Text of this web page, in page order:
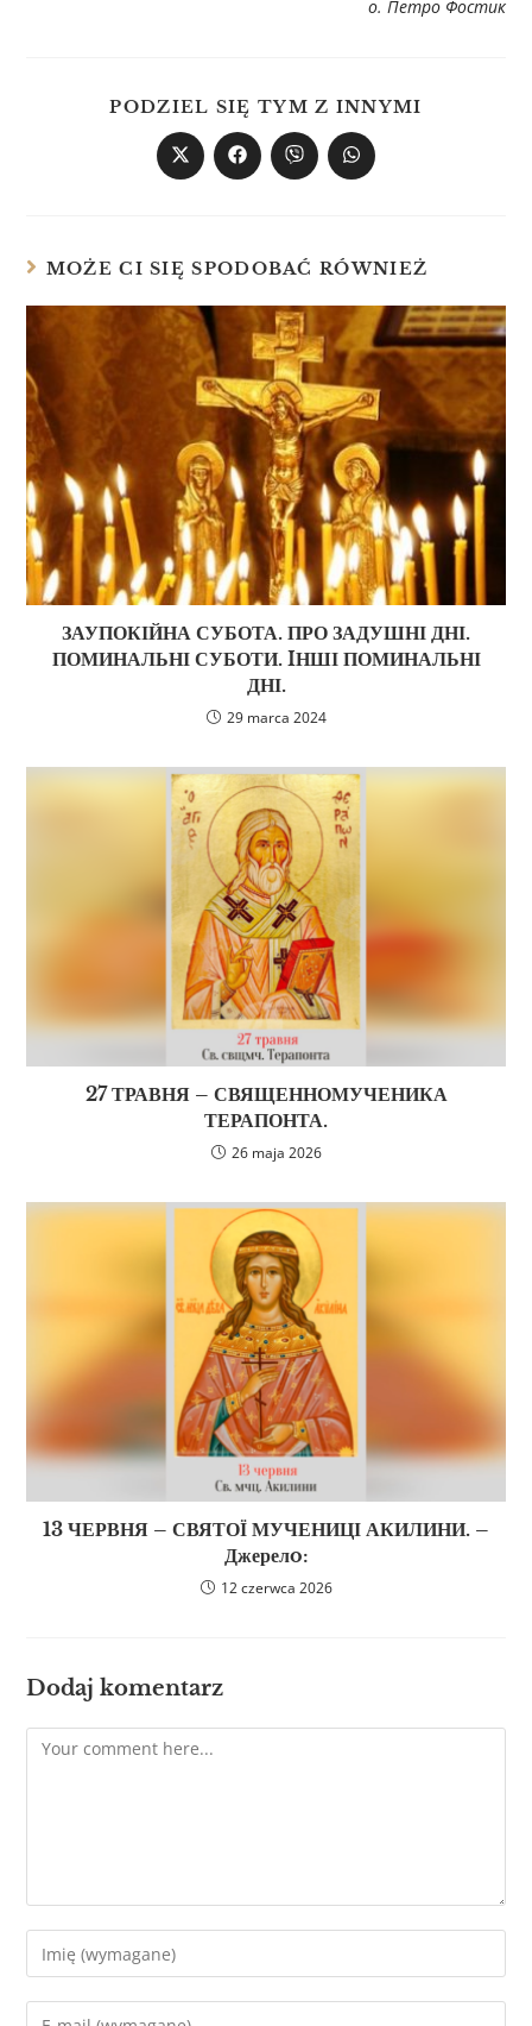
о. Петро Фостик
PODZIEL SIĘ TYM Z INNYMI
MOŻE CI SIĘ SPODOBAĆ RÓWNIEŻ
ЗАУПОКІЙНА СУБОТА. ПРО ЗАДУШНІ ДНІ.
ПОМИНАЛЬНІ СУБОТИ. IНШІ ПОМИНАЛЬНІ
ДНІ.
29 marca 2024
27 ТРАВНЯ – СВЯЩЕННОМУЧЕНИКА
ТЕРАПОНТА.
26 maja 2026
13 ЧЕРВНЯ – СВЯТОЇ МУЧЕНИЦІ АКИЛИНИ. –
Джерелo:
12 czerwca 2026
Dodaj komentarz